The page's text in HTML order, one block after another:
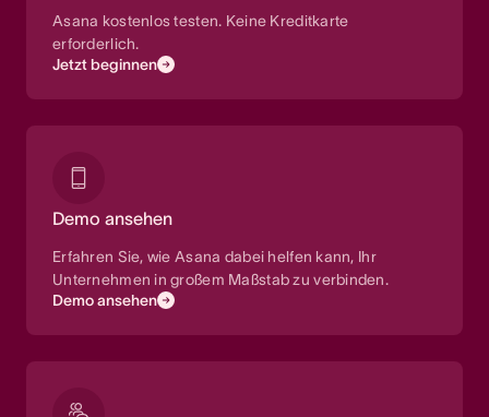
Asana kostenlos testen. Keine Kreditkarte
erforderlich.
Jetzt beginnen
Demo ansehen
Erfahren Sie, wie Asana dabei helfen kann, Ihr
Unternehmen in großem Maßstab zu verbinden.
Demo ansehen